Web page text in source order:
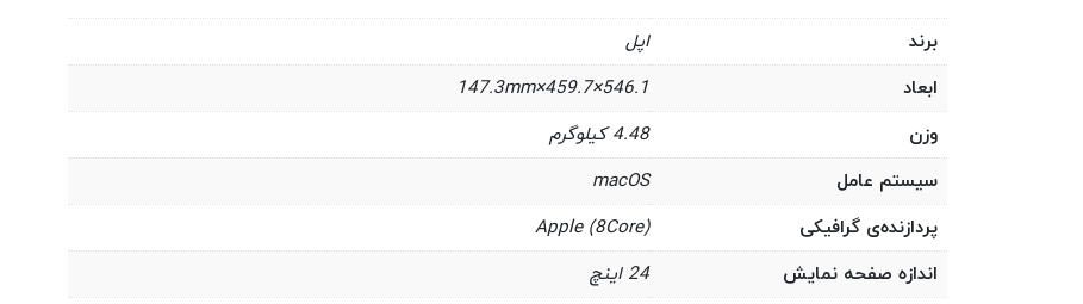
برند
اپل
ابعاد
546.1×459.7×147.3mm
وزن
4.48 کیلوگرم
سیستم عامل
macOS
پردازنده‌ی گرافیکی
Apple (8Core)
اندازه صفحه نمایش
24 اینچ